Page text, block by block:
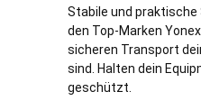
Stabile und
den Top-Marken
sicheren Transport
sind. Halten dein
geschützt.